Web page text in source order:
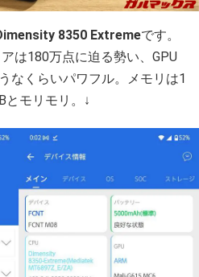
8350 Extremeです。
は180万点に迫る勢い、GPU
なくらいパワフル。メモリは1
とモリモリ。↓